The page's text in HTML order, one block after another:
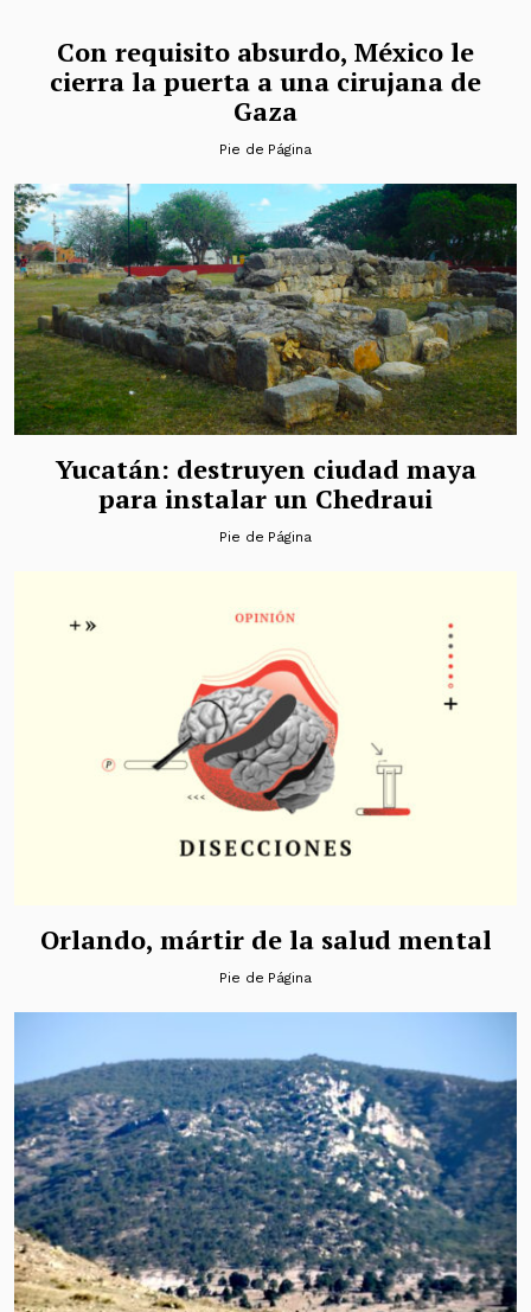
Con requisito absurdo, México le
cierra la puerta a una cirujana de
Gaza
Pie de Página
Yucatán: destruyen ciudad maya
para instalar un Chedraui
Pie de Página
Orlando, mártir de la salud mental
Pie de Página